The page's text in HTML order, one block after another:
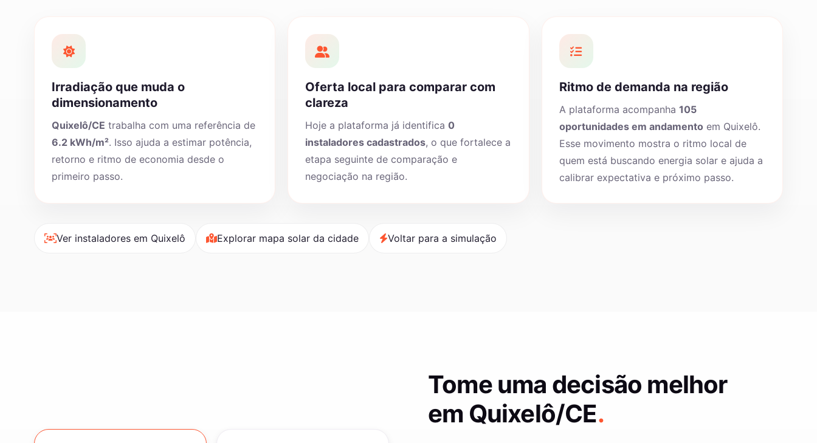
Irradiação que muda o
dimensionamento
Quixelô/CE trabalha com uma referência de
6.2 kWh/m². Isso ajuda a estimar potência,
retorno e ritmo de economia desde o
primeiro passo.
Oferta local para comparar com
clareza
Hoje a plataforma já identifica0
instaladores cadastrados, o que fortalece a
etapa seguinte de comparação e
negociação na região.
Ritmo de demanda na região
A plataforma acompanha 105
oportunidades em andamento em Quixelô.
Esse movimento mostra o ritmo local de
quem está buscando energia solar e ajuda a
calibrar expectativa e próximo passo.
Ver instaladores em Quixelô Explorar mapa solar da cidade Voltar para a simulação
Tome uma decisão melhor
em Quixelô/CE.